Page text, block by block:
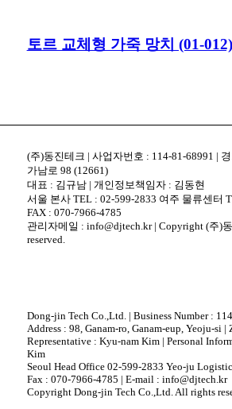
토르 교체형 가죽 망치 (01-
(주)동진테크 | 사업자번호 : 114-81-68991 |
가남로 98 (12661)
대표 : 김규남 | 개인정보책임자 : 김동현
서울 본사 TEL : 02-599-2833 여주 물류센터
FAX : 070-7966-4785
관리자메일 : info@djtech.kr | Copyright (주)
reserved.
Dong-jin Tech Co.,Ltd. | Business Number :
Address : 98, Ganam-ro, Ganam-eup, Yeoju-si
Representative : Kyu-nam Kim | Personal
Kim
Seoul Head Office 02-599-2833 Yeo-ju
Fax : 070-7966-4785 | E-mail : info@djtech.kr
Copyright Dong-jin Tech Co.,Ltd. All rights